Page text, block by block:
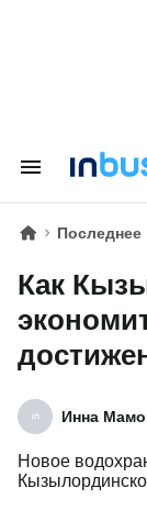
Последнее
Как
Инна
Новое